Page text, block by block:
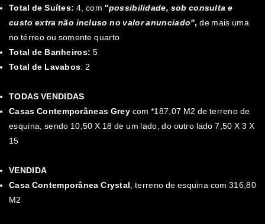
Total de Suítes: 4, com "possibilidade, sob consulta e
custo extra não incluso no valor anunciado",de mais uma
no térreo ou somente quarto
Total de Banheiros: 5
Total de Lavabos: 2
TODAS VENDIDAS
Casas Contemporâneas Grey com *187,07 M2 de terreno de
esquina, sendo 10,50 X 18 de um lado, do outro lado 7,50 X 3 X
15
VENDIDA
Casa Contemporânea Crystal , terreno de esquina com 316,80
M2